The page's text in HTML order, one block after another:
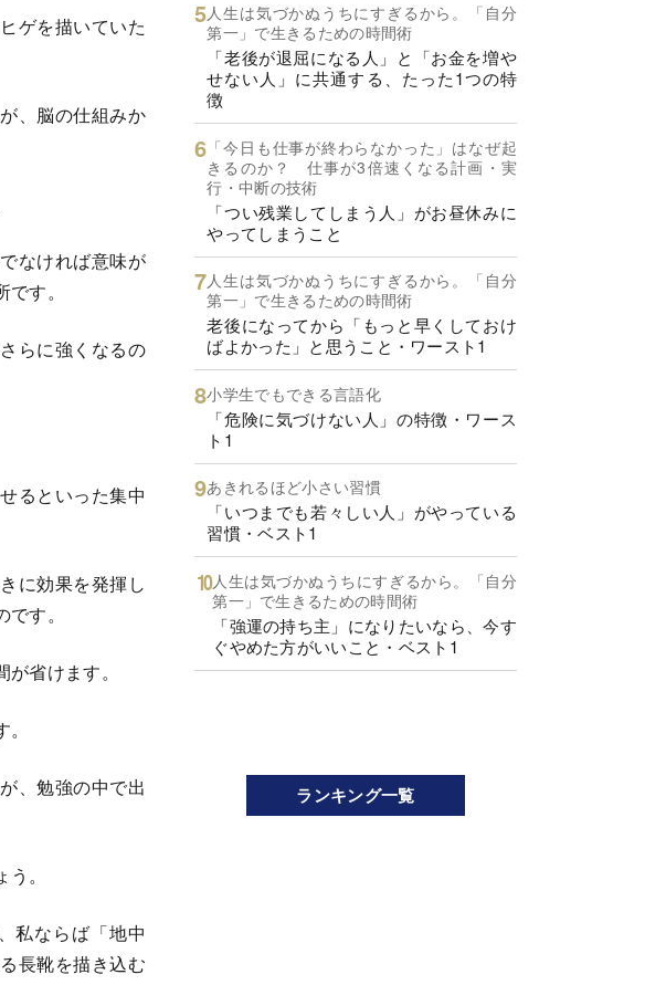
ゲを描いていた
、脳の仕組みか
なければ意味が
す。
らに強くなるの
るといった集中
に効果を発揮し
です。
省けます。
、勉強の中で出
。
私ならば「地中
長靴を描き込む
人生は気づかぬうちにすぎるから。「自分
第一」で生きるための時間術
「老後が退屈になる人」と「お金を増や
せない人」に共通する、たった1つの特
徴
「今日も仕事が終わらなかった」はなぜ起
きるのか？ 仕事が3倍速くなる計画・実
行・中断の技術
「つい残業してしまう人」がお昼休みに
やってしまうこと
人生は気づかぬうちにすぎるから。「自分
第一」で生きるための時間術
老後になってから「もっと早くしておけ
ばよかった」と思うこと・ワースト1
小学生でもできる言語化
「危険に気づけない人」の特徴・ワース
ト1
あきれるほど小さい習慣
「いつまでも若々しい人」がやっている
習慣・ベスト1
人生は気づかぬうちにすぎるから。「自分
第一」で生きるための時間術
「強運の持ち主」になりたいなら、今す
ぐやめた方がいいこと・ベスト1
ランキング一覧